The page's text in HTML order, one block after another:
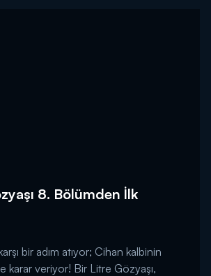
8. Bölümden İlk
bir adım atıyor; Cihan kalbinin
karar veriyor! Bir Litre Gözyaşı,